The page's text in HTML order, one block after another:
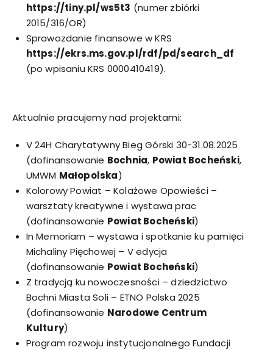
https://tiny.pl/ws5t3 (numer zbiórki
2015/316/OR)
Sprawozdanie finansowe w KRS
https://ekrs.ms.gov.pl/rdf/pd/search_df
(po wpisaniu KRS 0000410419).
Aktualnie pracujemy nad projektami:
V 24H Charytatywny Bieg Górski 30-31.08.2025
(dofinansowanie Bochnia, Powiat Bocheński,
UMWM Małopolska)
Kolorowy Powiat – Kolażowe Opowieści –
warsztaty kreatywne i wystawa prac
(dofinansowanie Powiat Bocheński)
In Memoriam – wystawa i spotkanie ku pamięci
Michaliny Pięchowej – V edycja
(dofinansowanie Powiat Bocheński)
Z tradycją ku nowoczesności – dziedzictwo
Bochni Miasta Soli – ETNO Polska 2025
(dofinansowanie Narodowe Centrum
Kultury)
Program rozwoju instytucjonalnego Fundacji